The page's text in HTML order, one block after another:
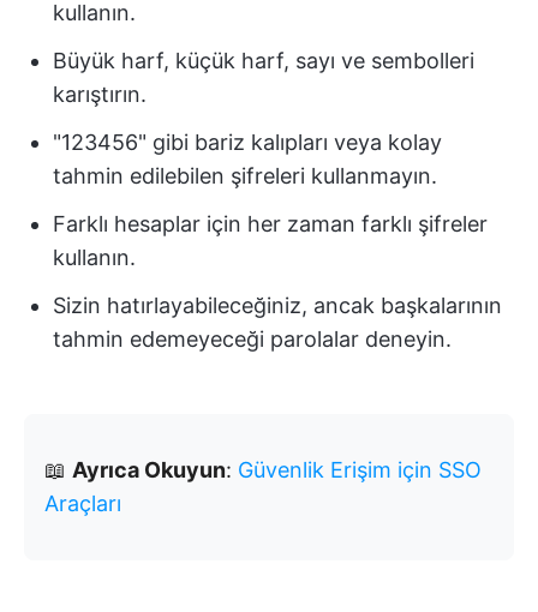
kullanın.
Büyük harf, küçük harf, sayı ve sembolleri
karıştırın.
"123456" gibi bariz kalıpları veya kolay
tahmin edilebilen şifreleri kullanmayın.
Farklı hesaplar için her zaman farklı şifreler
kullanın.
Sizin hatırlayabileceğiniz, ancak başkalarının
tahmin edemeyeceği parolalar deneyin.
📖 Ayrıca Okuyun: Güvenlik Erişim için SSO
Araçları